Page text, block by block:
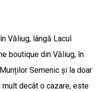
Văliug, lângă Lacul
boutique din Văliug, în
Semenic și la doar
mult decât o cazare, este